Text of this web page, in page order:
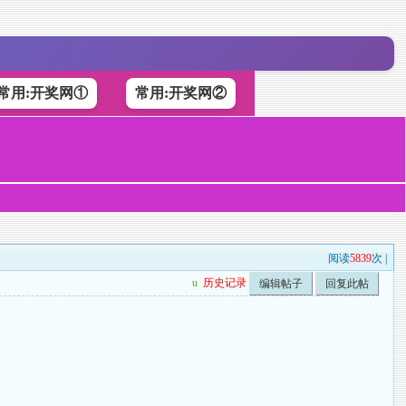
用:开奖网① 常用:开奖网②
阅读5839次 |
u 历史记录 编辑帖子 回复此帖